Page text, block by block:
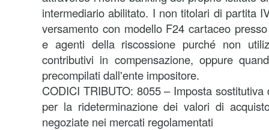
intermediario abilitato. I non titolari di partita
versamento con modello F24 cartaceo
e agenti della riscossione purché non
contributivi in compensazione, oppure
precompilati dall'ente impositore.
CODICI TRIBUTO: 8055 – Imposta
per la rideterminazione dei valori di
negoziate nei mercati regolamentati